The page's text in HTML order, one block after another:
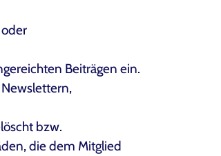
Beiträgen ein.
bzw.
die dem Mitglied